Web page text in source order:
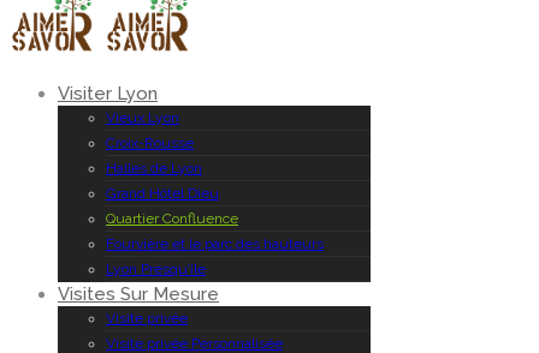
Visiter Lyon
Vieux Lyon
Croix-Rousse
Halles de Lyon
Grand Hôtel Dieu
Quartier Confluence
Fourvière et le parc des hauteurs
Lyon Presqu’île
Visites Sur Mesure
Visite privée
Visite privée Personnalisée